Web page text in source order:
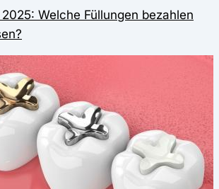
Welche Füllungen bezahlen